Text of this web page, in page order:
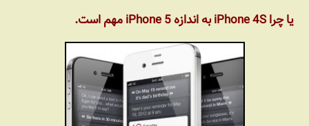
یا چرا iPhone 4S به اندازه iPhone 5 مهم است.